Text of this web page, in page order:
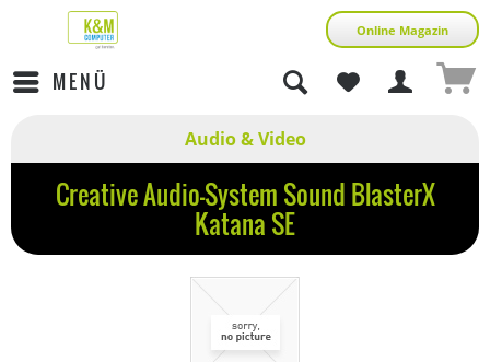
Online Magazin
MENÜ
Audio & Video
Creative Audio-System Sound BlasterX
Katana SE